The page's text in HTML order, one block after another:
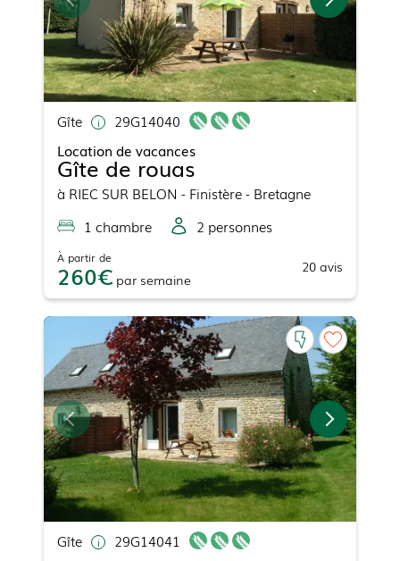
Gîte
29G14040
Location de vacances
Gîte de rouas
à RIEC SUR BELON - Finistère - Bretagne
1 chambre 2 personnes
À partir de
260 par semaine
20 avis
Gîte
29G14041